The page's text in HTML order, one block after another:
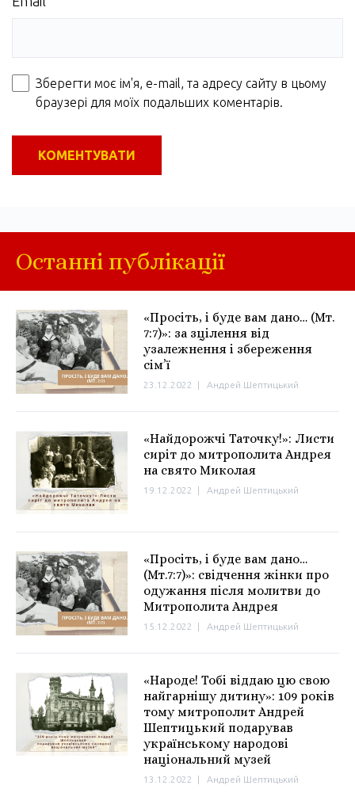
Зберегти моє ім'я, e-mail, та адресу сайту в цьому
браузері для моїх подальших коментарів.
Останні публікації
«Просіть, і буде вам дано… (Мт.
7:7)»: за зцілення від
узалежнення і збереження
сім’ї
23.12.2022 | Андрей Шептицький
«Найдорожчі Таточку!»: Листи
сиріт до митрополита Андрея
на свято Миколая
19.12.2022 | Андрей Шептицький
«Просіть, і буде вам дано…
(Мт.7:7)»: свідчення жінки про
одужання після молитви до
Митрополита Андрея
15.12.2022 Андрей Шептицький
«Народе! Тобі віддаю цю свою
найгарнішу дитину»: 109 років
тому митрополит Андрей
Шептицький подарував
українському народові
національний музей
13.12.2022 | Андрей Шептицький